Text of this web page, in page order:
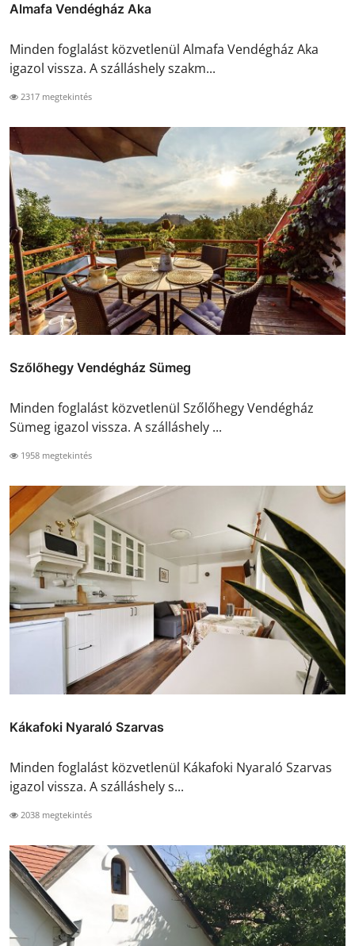
Almafa Vendégház Aka
Minden foglalást közvetlenül Almafa Vendégház Aka
igazol vissza. A szálláshely szakm...
2317 megtekintés
Szőlőhegy Vendégház Sümeg
Minden foglalást közvetlenül Szőlőhegy Vendégház
Sümeg igazol vissza. A szálláshely ...
1958 megtekintés
Kákafoki Nyaraló Szarvas
Minden foglalást közvetlenül Kákafoki Nyaraló Szarvas
igazol vissza. A szálláshely s...
2038 megtekintés